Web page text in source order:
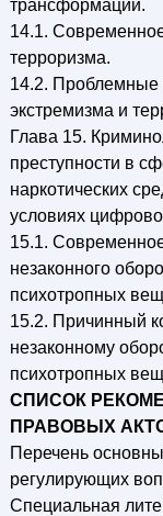
трансформации.
14.1.
терроризма.
14.2. Проблемные
экстремизма и
Глава 15.
преступности в
наркотических
условиях
15.1.
незаконного
психотропных
15.2. Причинный
незаконному
психотропных
СПИСОК
ПРАВОВЫХ
Перечень
регулирующих
Специальная